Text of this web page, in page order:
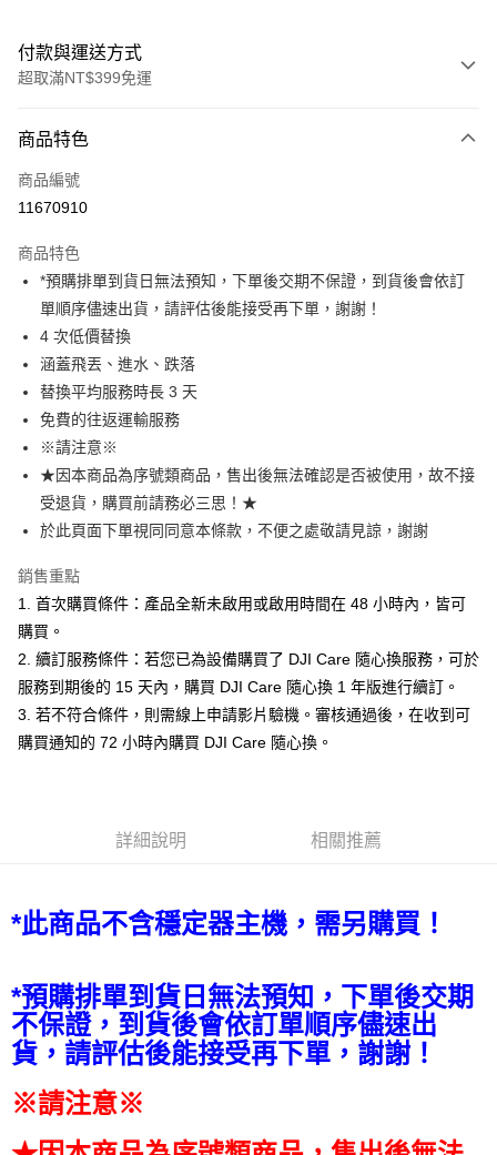
付款與運送方式
超取滿NT$399免運
信用卡一次付款
信用卡分期付款
合作金庫商業銀行
華南商業銀行
彰化商業銀行
上海商業儲蓄銀行
台北富邦商業銀行
國泰世華商業銀行
臺灣中小企業銀行
匯豐（台灣）商業銀行
聯邦商業銀行
元大商業銀行
玉山商業銀行
台新國際商業銀行
中國信託商業銀行
台灣樂天信用卡公司
6 期 0 利率 每期
華南商業銀行
彰化商業銀行
上海商業儲蓄銀行
國泰世華商業銀行
臺灣中小企業銀行
匯豐（台灣）商業銀行
聯邦商業銀行
元大商業銀行
玉山商業銀行
星展（台灣）商業銀行
台新國際商業銀行
台灣樂天信用卡公司
12 期 0 利率 每期 NT$266 21家銀行
合作金庫商業銀行
上海商業儲蓄銀行
國泰世華商業銀行
臺灣中小企業銀行
匯豐（台灣）商業銀行
聯邦商業銀行
遠東國際商業銀行
元大商業銀行
玉山商業銀行
台新國際商業銀行
中國信託商業銀行
超商取貨付款
LINE Pay
Apple Pay
街口支付
悠遊付
Google Pay
全支付
全盈+PAY
AFTEE先享後付
相關說明
【關於「AFTEE先享後付」】
AFTEE先享後付是「在收到商品之後才付款」的支付方式。 讓您購物簡單
２．訂單成立數日內，您將收到繳費通知簡訊。
３．收到繳費通知簡訊後14天內，點擊此簡訊中的連結，可透過四大超商／
購買商品的店家。未經商家同意取消之訂單仍視為有效，需透過AFTEE先享
後付繳納相關費用。
※ 交易是否成功請以「AFTEE先享後付 」之結帳頁面顯示為準，若有關於
是否繳費成功／繳費後需取消欲退款等相關疑問，請聯繫「AFTEE先享後付
【注意事項】
１．透過由恩沛科技股份有限公司提供之「AFTEE先享後付」服務完成之交
ATM付款
每筆NT$60，滿NT$399(含以上)免運費
每筆NT$60，滿NT$399(含以上)免運費
每筆NT$60，滿NT$399(含以上)免運費
宅配
每筆NT$75，滿NT$399(含以上)免運費
付款後門市自取
免運費
商品特色
商品編號
11670910
商品特色
*預購排單到貨日無法預知，下單後交期不保證，到貨後會依訂
單順序儘速出貨，請評估後能接受再下單，謝謝！
4 次低價替換
涵蓋飛丟、進水、跌落
替換平均服務時長 3 天
免費的往返運輸服務
※請注意※
★因本商品為序號類商品，售出後無法確認是否被使用，故不接
受退貨，購買前請務必三思！★
於此頁面下單視同同意本條款，不便之處敬請見諒，謝謝
銷售重點
1. 首次購買條件：產品全新未啟用或啟用時間在 48 小時內，皆可
購買。
2. 續訂服務條件：若您已為設備購買了 DJI Care 隨心換服務，可於
服務到期後的 15 天內，購買 DJI Care 隨心換 1 年版進行續訂。
3. 若不符合條件，則需線上申請影片驗機。審核通過後，在收到可
購買通知的 72 小時內購買 DJI Care 隨心換。
詳細說明 相關推薦
*此商品不含穩定器主機，需另購買！
*預購排單到貨日無法預知，下單後交期
不保證，到貨後會依訂單順序儘速出
貨，請評估後能接受再下單，謝謝！
※請注意※